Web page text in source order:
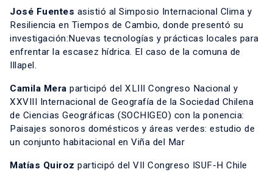
José Fuentes asistió al Simposio Internacional Clima y
Resiliencia en Tiempos de Cambio, donde presentó su
investigación:Nuevas tecnologías y prácticas locales para
enfrentar la escasez hídrica. El caso de la comuna de
Illapel.
Camila Mera participó del XLIII Congreso Nacional y
XXVIII Internacional de Geografía de la Sociedad Chilena
de Ciencias Geográficas (SOCHIGEO) con la ponencia:
Paisajes sonoros domésticos y áreas verdes: estudio de
un conjunto habitacional en Viña del Mar
Matías Quiroz participó del VII Congreso ISUF-H Chile